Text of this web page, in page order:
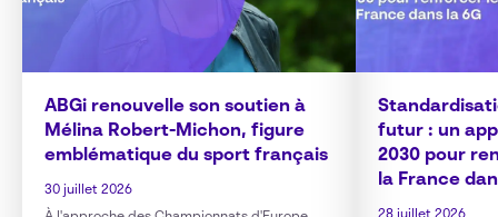
ABGi renouvelle son soutien à
Mélina Robert-Michon, figure
emblématique du sport français
30 juillet 2026
futur : un
2030 pour
la France